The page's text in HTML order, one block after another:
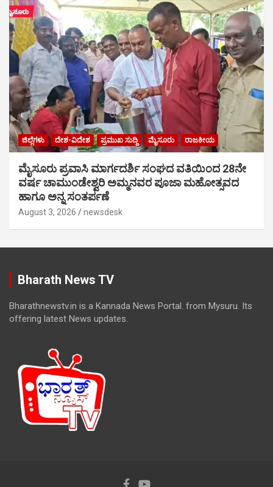
ಜಿಲ್ಲೆಗಳು ದೇಶ-ವಿದೇಶ ಪ್ರಮುಖ ಸುದ್ದಿ ಮೈಸೂರು ರಾಜಕೀಯ
ಮೈಸೂರು ಪ್ರವಾಸಿ ಮಾರ್ಗದರ್ಶಿ ಸಂಘದ ವತಿಯಿಂದ 28ನೇ
ವರ್ಷ ಚಾಮುಂಡೇಶ್ವರಿ ಅಮ್ಮನವರ ಪೂಜಾ ಮಹೋತ್ಸವದ
ಹಾಗೂ ಅನ್ನ ಸಂತರ್ಪಣೆ
August 3, 2026 newsdesk
Bharath News TV
Bharathnewstv.in is a Kannada News Portal. from Mysuru. Its
offering latest News updates.